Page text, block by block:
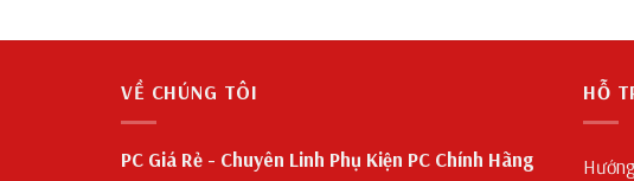
VỀ CHÚNG TÔI
PC Giá Rẻ - Chuyên Linh Phụ Kiện PC Chính Hãng
HỖ